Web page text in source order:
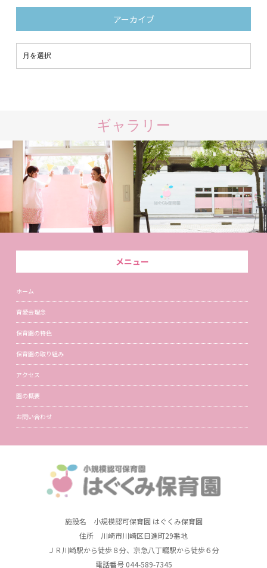
アーカイブ
ギャラリー
メニュー
ホーム
育愛会理念
保育園の特色
保育園の取り組み
アクセス
園の概要
お問い合わせ
施設名 小規模認可保育園 はぐくみ保育園
住所 川崎市川崎区日進町29番地
ＪＲ川崎駅から徒歩８分、京急八丁畷駅から徒歩６分
電話番号 044-589-7345